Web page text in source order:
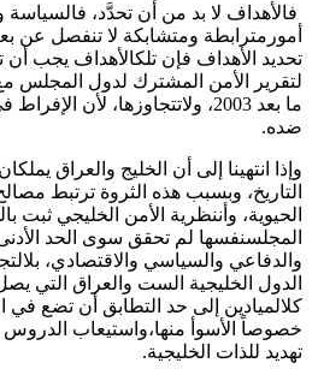
فالأهداف لا بد من أن تحدَّد، فالسياسة
أمورمترابطة ومتشابكة لا تنفصل عن
تحديد الأهداف فإن تلكالأهداف يجب أن
لتقرير الأمن المشترك لدول المجلس مع
ما بعد 2003، ولاتتجاوزها، لأن
ضده.
وإذا انتهينا إلى أن الخليج والعراق
التاريخ، وبسبب هذه الثروة ترتبط
الحيوية، وأننظرية الأمن الخليجي ثبت
المجلسنفسها لم تحقق سوى الحد
والدفاعي والسياسي والاقتصادي،
الدول الخليجية الست والعراق التي
كلالميادين إلى حد التطابق أن تضع في
خصوصاً الأسوأ منها،واستيعاب
تهديد للذات الخليجية.